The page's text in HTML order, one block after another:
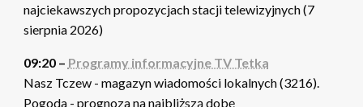
najciekawszych propozycjach stacji telewizyjnych (7
sierpnia 2026)
09:20 – Programy informacyjne TV Tetka
Nasz Tczew - magazyn wiadomości lokalnych (3216).
Pogoda - prognoza na najbliższą dobę